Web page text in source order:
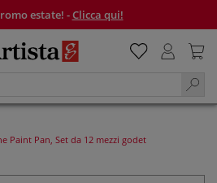
estate! -Clicca qui!
Paint Pan, Set da 12 mezzi godet